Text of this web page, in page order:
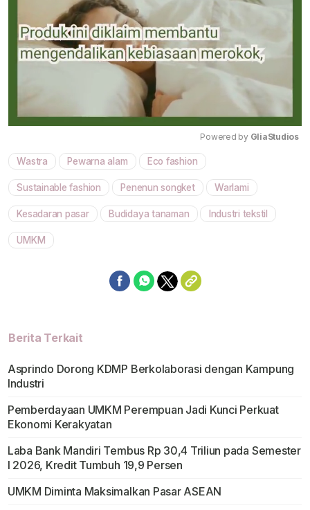
Powered by GliaStudios
Wastra Pewarna alam Eco fashion
Sustainable fashion Penenun songket Warlami
Kesadaran pasar Budidaya tanaman Industri tekstil
UMKM
Berita Terkait
Asprindo Dorong KDMP Berkolaborasi dengan Kampung
Industri
Pemberdayaan UMKM Perempuan Jadi Kunci Perkuat
Ekonomi Kerakyatan
Laba Bank Mandiri Tembus Rp 30,4 Triliun pada Semester
I 2026, Kredit Tumbuh 19,9 Persen
UMKM Diminta Maksimalkan Pasar ASEAN